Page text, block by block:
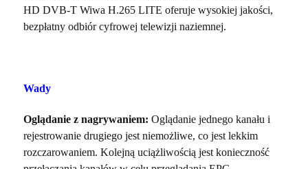
HD DVB-T Wiwa H.265 LITE oferuje wysokiej jakości,
bezpłatny odbiór cyfrowej telewizji naziemnej.
Wady
Oglądanie z nagrywaniem: Oglądanie jednego kanału i
rejestrowanie drugiego jest niemożliwe, co jest lekkim
rozczarowaniem. Kolejną uciążliwością jest konieczność